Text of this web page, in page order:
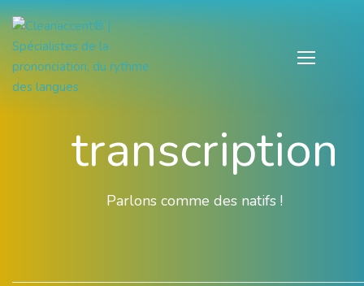
transcription
Parlons comme des natifs !